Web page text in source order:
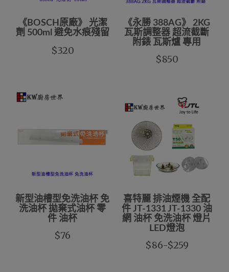
《BOSCH原廠》 光潔
劑 500ml 避免水痕殘留
$320
《永勝 388AG》 2KG
瓦斯調整器 超流截斷
附錶 瓦斯爐 專用
$850
新型油槽型免洗油杯 免
洗油杯 拋棄式油杯 零
件 油杯
$76
喜特麗 排油煙機 全配
件 JT-1331 JT-1330 油
網 油杯 免洗油杯 燈片
LED燈泡
$86-$259